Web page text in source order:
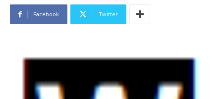
Facebook Twitter